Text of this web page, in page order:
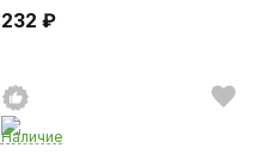
232 ₽
Наличие